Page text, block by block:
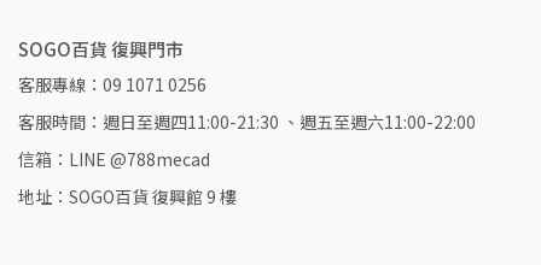
SOGO百貨 復興門市
客服專線：09 1071 0256
客服時間：週日至週四11:00-21:30 、週五至週六11:00-22:00
信箱：LINE @788mecad
地址：SOGO百貨 復興館 9 樓